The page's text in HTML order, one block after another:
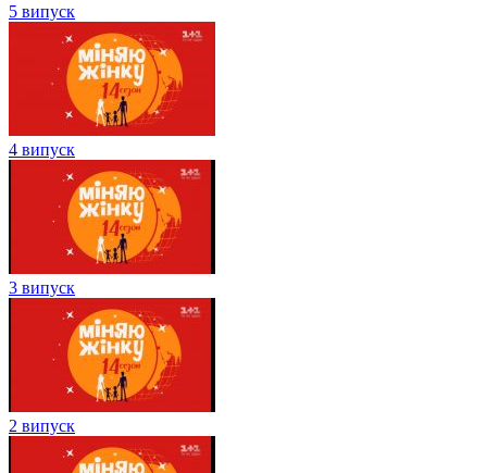
5 випуск
4 випуск
3 випуск
2 випуск